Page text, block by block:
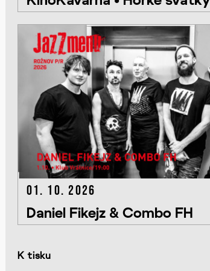
01. 10. 2026
Daniel Fikejz & Combo FH
K tisku